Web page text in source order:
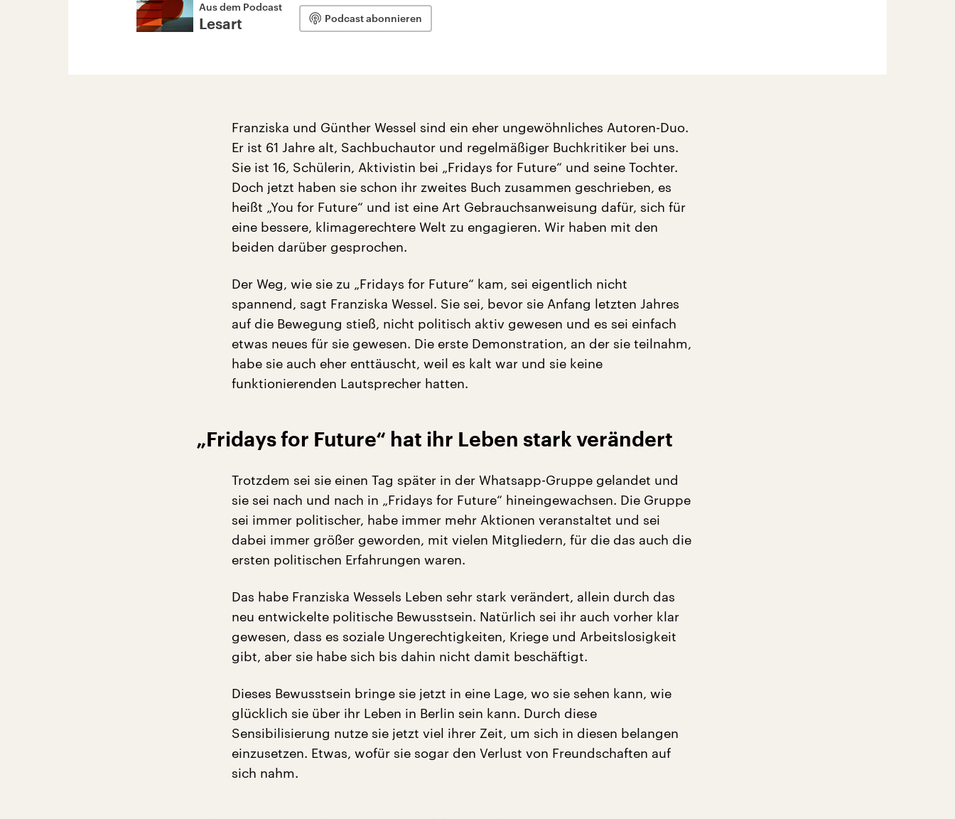
Aus dem Podcast
Lesart Podcast abonnieren
Franziska und Günther Wessel sind ein eher ungewöhnliches Autoren-Duo.
Er ist 61 Jahre alt, Sachbuchautor und regelmäßiger Buchkritiker bei uns.
Sie ist 16, Schülerin, Aktivistin bei „Fridays for Future“ und seine Tochter.
Doch jetzt haben sie schon ihr zweites Buch zusammen geschrieben, es
heißt „You for Future“ und ist eine Art Gebrauchsanweisung dafür, sich für
eine bessere, klimagerechtere Welt zu engagieren. Wir haben mit den
beiden darüber gesprochen.
Der Weg, wie sie zu „Fridays for Future“ kam, sei eigentlich nicht
spannend, sagt Franziska Wessel. Sie sei, bevor sie Anfang letzten Jahres
auf die Bewegung stieß, nicht politisch aktiv gewesen und es sei einfach
etwas neues für sie gewesen. Die erste Demonstration, an der sie teilnahm,
habe sie auch eher enttäuscht, weil es kalt war und sie keine
funktionierenden Lautsprecher hatten.
„Fridays for Future“ hat ihr Leben stark verändert
Trotzdem sei sie einen Tag später in der Whatsapp-Gruppe gelandet und
sie sei nach und nach in „Fridays for Future“ hineingewachsen. Die Gruppe
sei immer politischer, habe immer mehr Aktionen veranstaltet und sei
dabei immer größer geworden, mit vielen Mitgliedern, für die das auch die
ersten politischen Erfahrungen waren.
Das habe Franziska Wessels Leben sehr stark verändert, allein durch das
neu entwickelte politische Bewusstsein. Natürlich sei ihr auch vorher klar
gewesen, dass es soziale Ungerechtigkeiten, Kriege und Arbeitslosigkeit
gibt, aber sie habe sich bis dahin nicht damit beschäftigt.
Dieses Bewusstsein bringe sie jetzt in eine Lage, wo sie sehen kann, wie
glücklich sie über ihr Leben in Berlin sein kann. Durch diese
Sensibilisierung nutze sie jetzt viel ihrer Zeit, um sich in diesen belangen
einzusetzen. Etwas, wofür sie sogar den Verlust von Freundschaften auf
sich nahm.